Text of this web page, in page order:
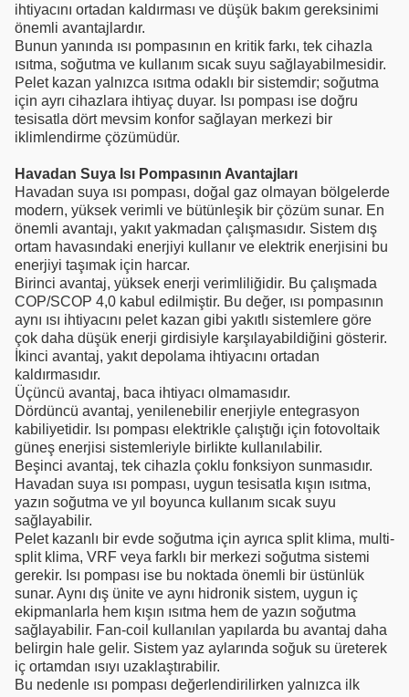
ihtiyacını ortadan kaldırması ve düşük bakım gereksinimi
önemli avantajlardır.
Bunun yanında ısı pompasının en kritik farkı, tek cihazla
ısıtma, soğutma ve kullanım sıcak suyu sağlayabilmesidir.
Pelet kazan yalnızca ısıtma odaklı bir sistemdir; soğutma
için ayrı cihazlara ihtiyaç duyar. Isı pompası ise doğru
tesisatla dört mevsim konfor sağlayan merkezi bir
iklimlendirme çözümüdür.
Havadan Suya Isı Pompasının Avantajları
Havadan suya ısı pompası, doğal gaz olmayan bölgelerde
modern, yüksek verimli ve bütünleşik bir çözüm sunar. En
önemli avantajı, yakıt yakmadan çalışmasıdır. Sistem dış
ortam havasındaki enerjiyi kullanır ve elektrik enerjisini bu
enerjiyi taşımak için harcar.
Birinci avantaj, yüksek enerji verimliliğidir. Bu çalışmada
COP/SCOP 4,0 kabul edilmiştir. Bu değer, ısı pompasının
aynı ısı ihtiyacını pelet kazan gibi yakıtlı sistemlere göre
çok daha düşük enerji girdisiyle karşılayabildiğini gösterir.
İkinci avantaj, yakıt depolama ihtiyacını ortadan
kaldırmasıdır.
Üçüncü avantaj, baca ihtiyacı olmamasıdır.
Dördüncü avantaj, yenilenebilir enerjiyle entegrasyon
kabiliyetidir. Isı pompası elektrikle çalıştığı için fotovoltaik
güneş enerjisi sistemleriyle birlikte kullanılabilir.
Beşinci avantaj, tek cihazla çoklu fonksiyon sunmasıdır.
Havadan suya ısı pompası, uygun tesisatla kışın ısıtma,
yazın soğutma ve yıl boyunca kullanım sıcak suyu
sağlayabilir.
Pelet kazanlı bir evde soğutma için ayrıca split klima, multi-
split klima, VRF veya farklı bir merkezi soğutma sistemi
gerekir. Isı pompası ise bu noktada önemli bir üstünlük
sunar. Aynı dış ünite ve aynı hidronik sistem, uygun iç
ekipmanlarla hem kışın ısıtma hem de yazın soğutma
sağlayabilir. Fan-coil kullanılan yapılarda bu avantaj daha
belirgin hale gelir. Sistem yaz aylarında soğuk su üreterek
iç ortamdan ısıyı uzaklaştırabilir.
Bu nedenle ısı pompası değerlendirilirken yalnızca ilk